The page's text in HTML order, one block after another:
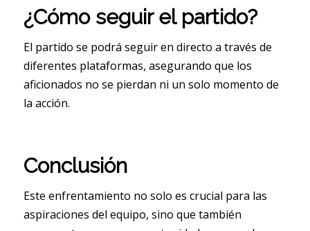
¿Cómo seguir el partido?
El partido se podrá seguir en directo a través de
diferentes plataformas, asegurando que los
aficionados no se pierdan ni un solo momento de
la acción.
Conclusión
Este enfrentamiento no solo es crucial para las
aspiraciones del equipo, sino que también